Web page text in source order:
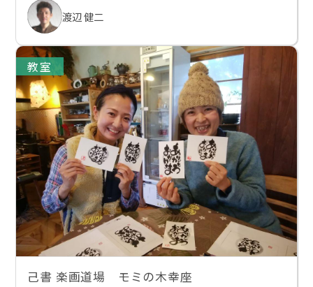
渡辺 健二
教室
己書 楽画道場 モミの木幸座